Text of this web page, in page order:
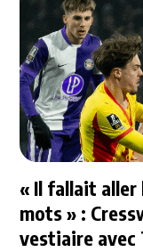
« Il fallait aller
mots » :
vestiaire avec